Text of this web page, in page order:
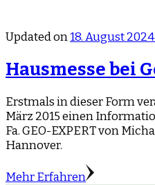
Updated on18. August 2024
Hausmesse bei
Erstmals in dieser Form
März 2015 einen
Fa. GEO-EXPERT von
Hannover.
Mehr Erfahren